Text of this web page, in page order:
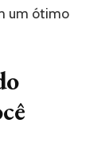
um ótimo